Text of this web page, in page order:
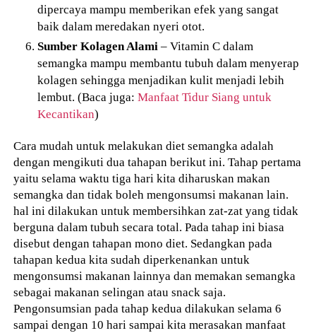
dipercaya mampu memberikan efek yang sangat
baik dalam meredakan nyeri otot.
Sumber Kolagen Alami– Vitamin C dalam
semangka mampu membantu tubuh dalam menyerap
kolagen sehingga menjadikan kulit menjadi lebih
lembut. (Baca juga:Manfaat Tidur Siang untuk
Kecantikan)
Cara mudah untuk melakukan diet semangka adalah
dengan mengikuti dua tahapan berikut ini. Tahap pertama
yaitu selama waktu tiga hari kita diharuskan makan
semangka dan tidak boleh mengonsumsi makanan lain.
hal ini dilakukan untuk membersihkan zat-zat yang tidak
berguna dalam tubuh secara total. Pada tahap ini biasa
disebut dengan tahapan mono diet. Sedangkan pada
tahapan kedua kita sudah diperkenankan untuk
mengonsumsi makanan lainnya dan memakan semangka
sebagai makanan selingan atau snack saja.
Pengonsumsian pada tahap kedua dilakukan selama 6
sampai dengan 10 hari sampai kita merasakan manfaat